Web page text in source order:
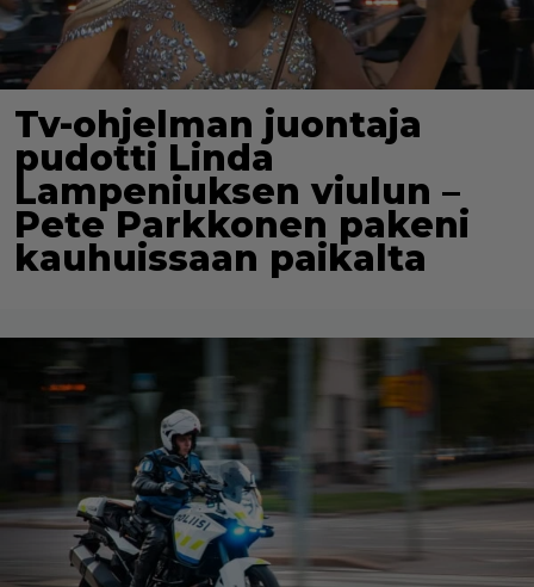
Tv-ohjelman juontaja
pudotti Linda
Lampeniuksen viulun –
Pete Parkkonen pakeni
kauhuissaan paikalta